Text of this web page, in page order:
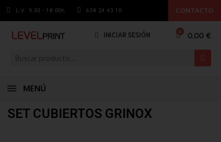
L-V: 9.30 - 18:00h 638 24 43 10 CONTACTO
INICIAR SESIÓN 0,00 €
MENÚ
SET CUBIERTOS GRINOX